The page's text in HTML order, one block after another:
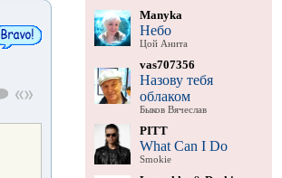
Manyka
Небо
Цой Анита
vas707356
Назову тебя
облаком
Быков Вячеслав
PITT
What Can I Do
Smokie